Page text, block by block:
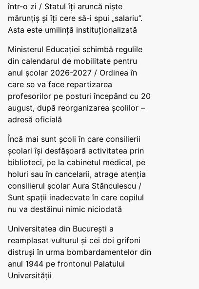
într-o zi / Statul îți aruncă niște
mărunțiș și îți cere să-i spui „salariu”.
Asta este umilință instituționalizată
Ministerul Educației schimbă regulile
din calendarul de mobilitate pentru
anul școlar 2026-2027 / Ordinea în
care se va face repartizarea
profesorilor pe posturi începând cu 20
august, după reorganizarea școlilor –
adresă oficială
Încă mai sunt școli în care consilierii
școlari își desfășoară activitatea prin
biblioteci, pe la cabinetul medical, pe
holuri sau în cancelarii, atrage atenția
consilierul școlar Aura Stănculescu /
Sunt spații inadecvate în care copilul
nu va destăinui nimic niciodată
Universitatea din București a
reamplasat vulturul și cei doi grifoni
distruși în urma bombardamentelor din
anul 1944 pe frontonul Palatului
Universității